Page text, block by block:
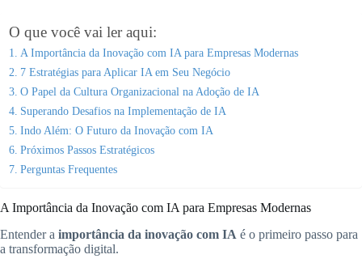
O que você vai ler aqui:
A Importância da Inovação com IA para Empresas Modernas
7 Estratégias para Aplicar IA em Seu Negócio
O Papel da Cultura Organizacional na Adoção de IA
Superando Desafios na Implementação de IA
Indo Além: O Futuro da Inovação com IA
Próximos Passos Estratégicos
Perguntas Frequentes
A Importância da Inovação com IA para Empresas Modernas
Entender a importância da inovação com IA é o primeiro passo para
a transformação digital.